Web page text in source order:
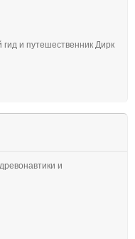
и путешественник Дирк
и